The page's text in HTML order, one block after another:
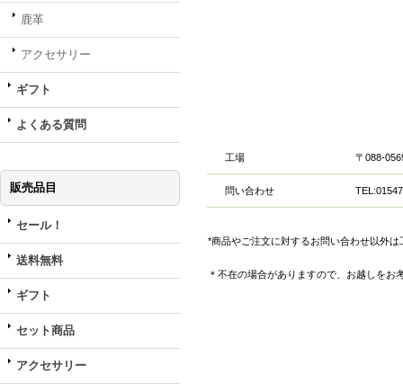
鹿革
アクセサリー
ギフト
よくある質問
販売品目
セール！
送料無料
ギフト
セット商品
アクセサリー
工場 〒088-
問い合わせ
*商品やご注文に対するお問い合わせ以外
＊不在の場合がありますので、お越しを